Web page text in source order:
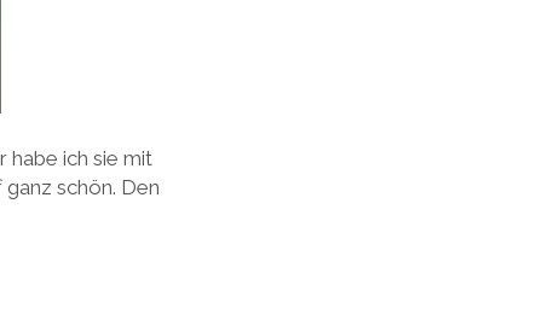
habe ich sie mit
schön. Den